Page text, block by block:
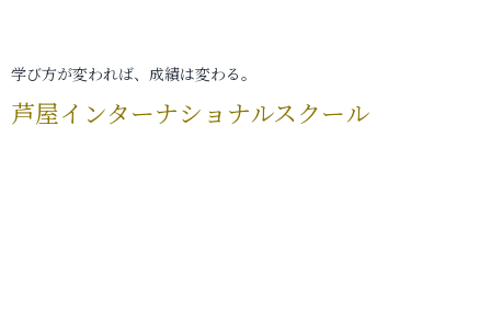
学び方が変われば、成績は変わる。
芦屋インターナショナルスクール